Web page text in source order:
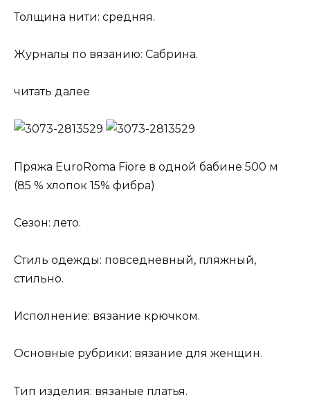
Толщина нити: средняя.
Журналы по вязанию: Сабрина.
читать далее
Пряжа EuroRoma Fiore в одной бабине 500 м
(85 % хлопок 15% фибра)
Сезон: лето.
Стиль одежды: повседневный, пляжный,
стильно.
Исполнение: вязание крючком.
Основные рубрики: вязание для женщин.
Тип изделия: вязаные платья.